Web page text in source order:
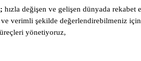
hızla değişen ve gelişen dünyada rekabet
verimli şekilde değerlendirebilmeniz
yönetiyoruz,